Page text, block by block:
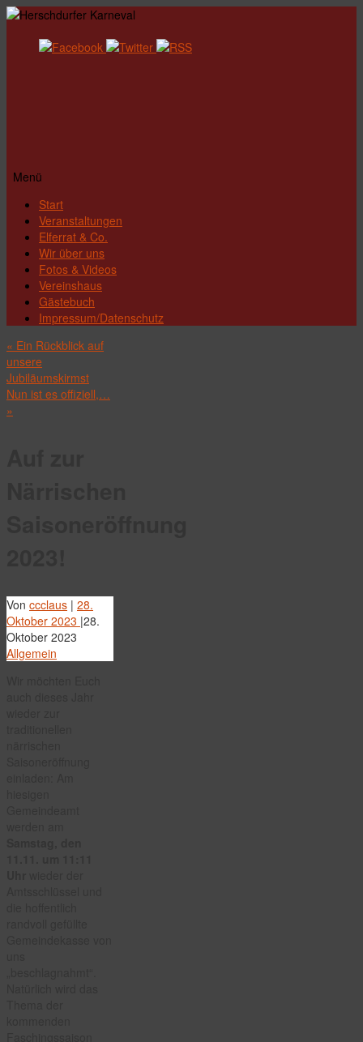
Menü
Zum
Inhalt
springen
Start
Veranstaltungen
Elferrat & Co.
Wir über uns
Fotos & Videos
Vereinshaus
Gästebuch
Impressum/Datenschutz
« Ein Rückblick auf
unsere
Jubiläumskirmst
Nun ist es offiziell,…
»
Von ccclaus | 28.
Oktober 2023 |28.
Oktober 2023
Allgemein